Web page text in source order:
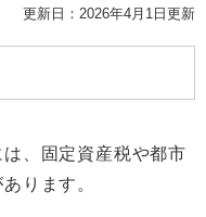
更新日：2026年4月1日更新
、固定資産税や都市
ります。